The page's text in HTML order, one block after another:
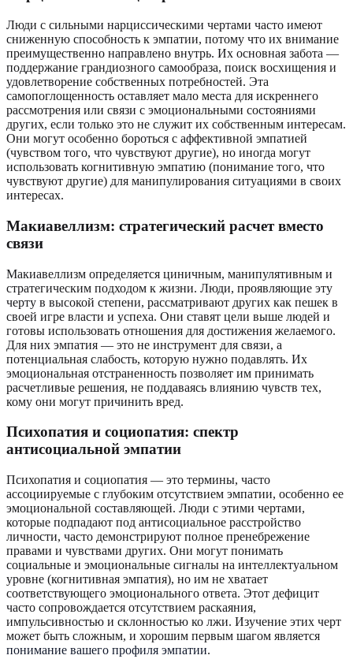
Люди с сильными нарциссическими чертами часто имеют
сниженную способность к эмпатии, потому что их внимание
преимущественно направлено внутрь. Их основная забота —
поддержание грандиозного самообраза, поиск восхищения и
удовлетворение собственных потребностей. Эта
самопоглощенность оставляет мало места для искреннего
рассмотрения или связи с эмоциональными состояниями
других, если только это не служит их собственным интересам.
Они могут особенно бороться с аффективной эмпатией
(чувством того, что чувствуют другие), но иногда могут
использовать когнитивную эмпатию (понимание того, что
чувствуют другие) для манипулирования ситуациями в своих
интересах.
Макиавеллизм: стратегический расчет вместо
связи
Макиавеллизм определяется циничным, манипулятивным и
стратегическим подходом к жизни. Люди, проявляющие эту
черту в высокой степени, рассматривают других как пешек в
своей игре власти и успеха. Они ставят цели выше людей и
готовы использовать отношения для достижения желаемого.
Для них эмпатия — это не инструмент для связи, а
потенциальная слабость, которую нужно подавлять. Их
эмоциональная отстраненность позволяет им принимать
расчетливые решения, не поддаваясь влиянию чувств тех,
кому они могут причинить вред.
Психопатия и социопатия: спектр
антисоциальной эмпатии
Психопатия и социопатия — это термины, часто
ассоциируемые с глубоким отсутствием эмпатии, особенно ее
эмоциональной составляющей. Люди с этими чертами,
которые подпадают под антисоциальное расстройство
личности, часто демонстрируют полное пренебрежение
правами и чувствами других. Они могут понимать
социальные и эмоциональные сигналы на интеллектуальном
уровне (когнитивная эмпатия), но им не хватает
соответствующего эмоционального ответа. Этот дефицит
часто сопровождается отсутствием раскаяния,
импульсивностью и склонностью ко лжи. Изучение этих черт
может быть сложным, и хорошим первым шагом является
понимание вашего профиля эмпатии.